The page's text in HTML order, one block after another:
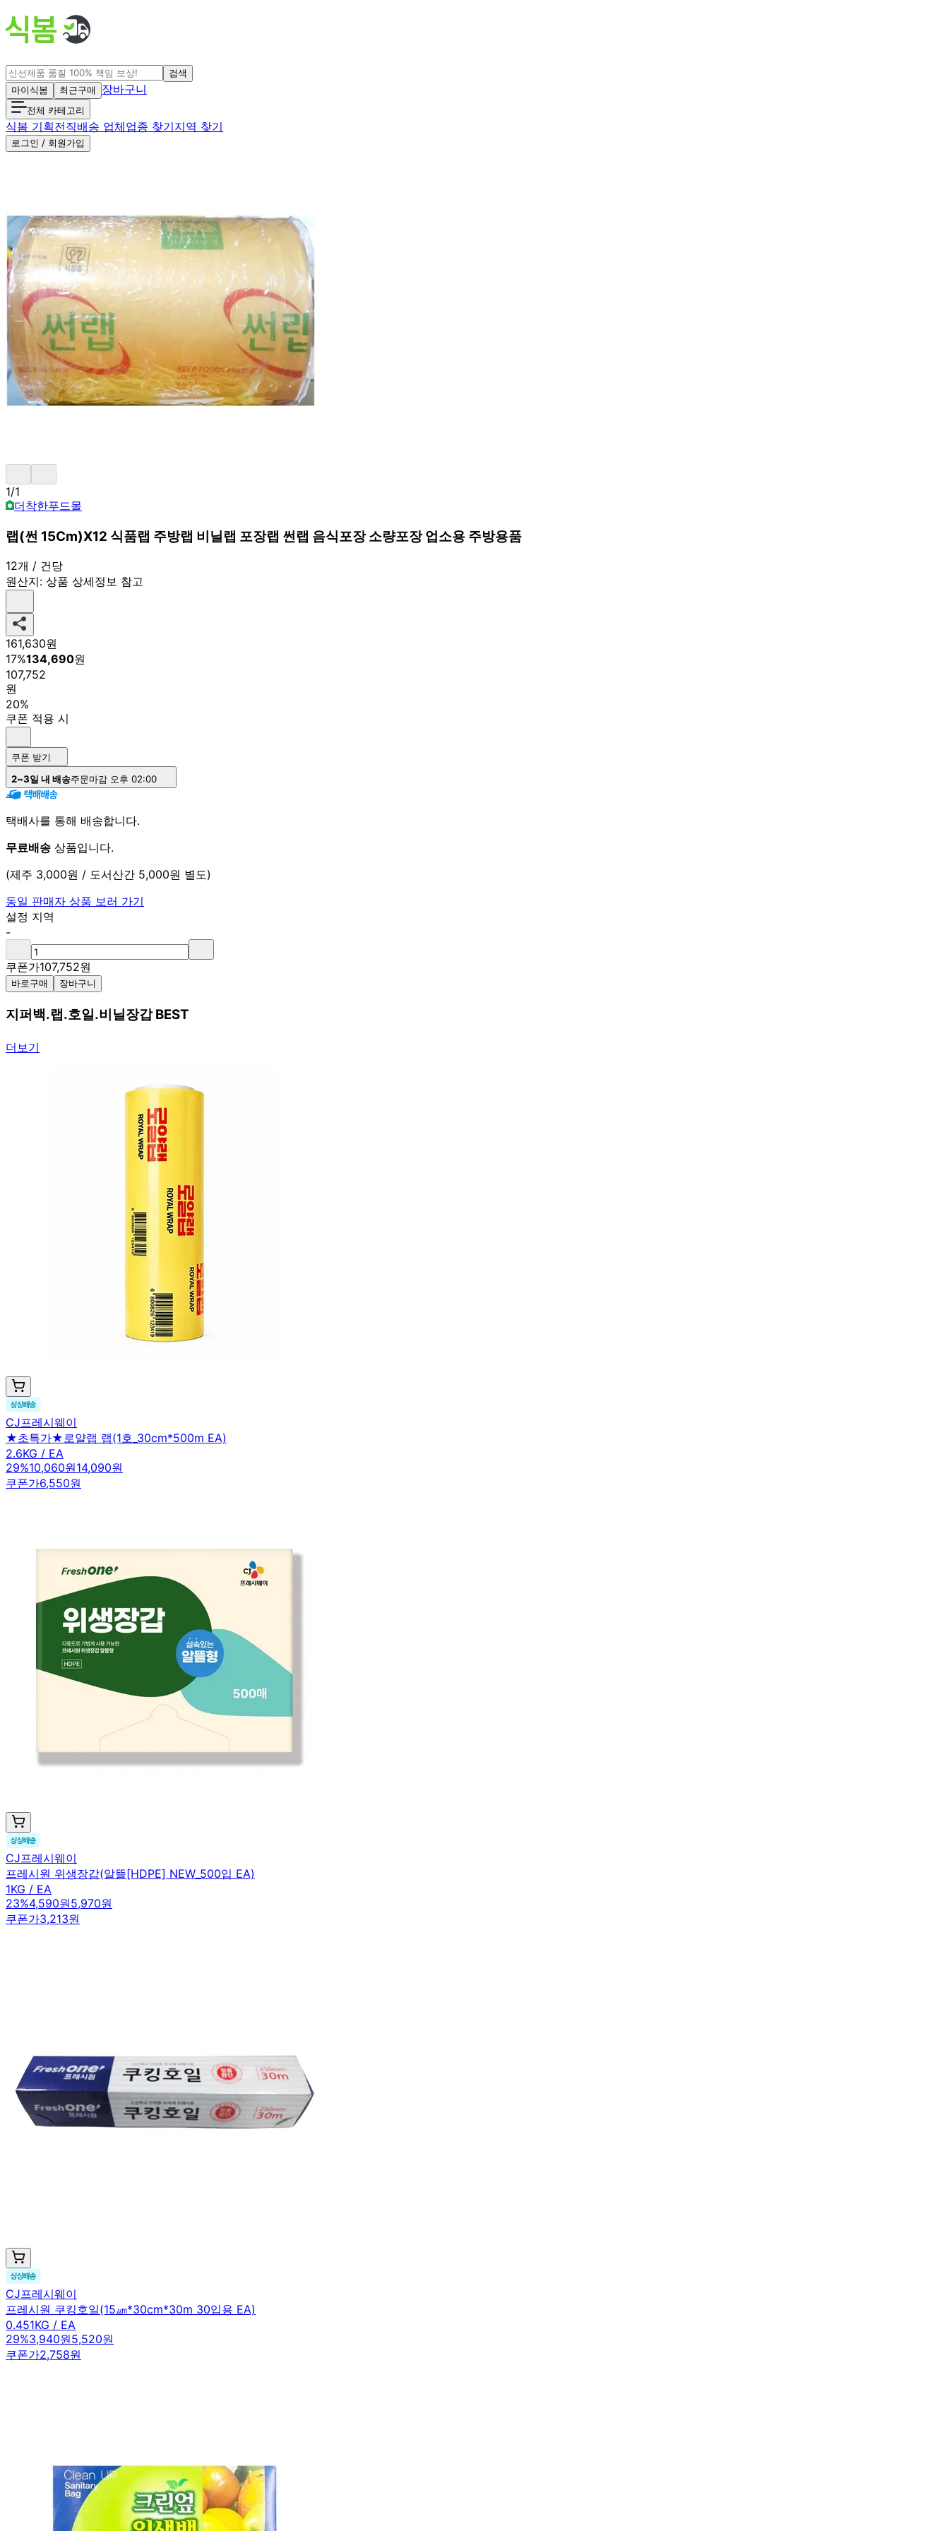
검색
마이식봄
최근구매 장바구니
전체 카테고리
식봄 기획전직배송 업체업종 찾기지역 찾기
로그인 / 회원가입
1/1
더착한푸드몰
랩(썬 15Cm)X12 식품랩 주방랩 비닐랩 포장랩 썬랩 음식포장 소량포장 업소용 주방용품
12개 / 건당
원산지: 상품 상세정보 참고
161,630원
17%134,690원
107,752
원
20%
쿠폰 적용 시
쿠폰 받기
2~3일 내 배송주문마감 오후 02:00
택배사를 통해 배송합니다.
무료배송 상품입니다.
(제주 3,000원 / 도서산간 5,000원 별도)
동일 판매자 상품 보러 가기
설정 지역
-
쿠폰가107,752원
바로구매 장바구니
지퍼백.랩.호일.비닐장갑 BEST
더보기
CJ프레시웨이
★초특가★로얄랩 랩(1호_30cm*500m EA)
2.6KG / EA
29%10,060원14,090원
쿠폰가6,550원
CJ프레시웨이
프레시원 위생장갑(알뜰[HDPE] NEW_500입 EA)
1KG / EA
23%4,590원5,970원
쿠폰가3,213원
CJ프레시웨이
프레시원 쿠킹호일(15㎛*30cm*30m 30입용 EA)
0.451KG / EA
29%3,940원5,520원
쿠폰가2,758원